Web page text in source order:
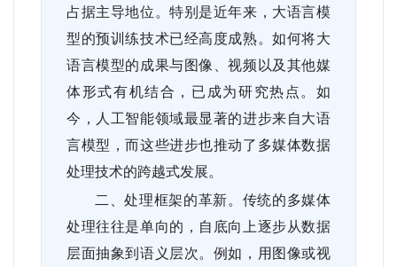
占据主导地位。特别是近年来，大语言模
型的预训练技术已经高度成熟。如何将大
语言模型的成果与图像、视频以及其他媒
体形式有机结合，已成为研究热点。如
今，人工智能领域最显著的进步来自大语
言模型，而这些进步也推动了多媒体数据
处理技术的跨越式发展。
二、处理框架的革新。传统的多媒体
处理往往是单向的，自底向上逐步从数据
层面抽象到语义层次。例如，用图像或视